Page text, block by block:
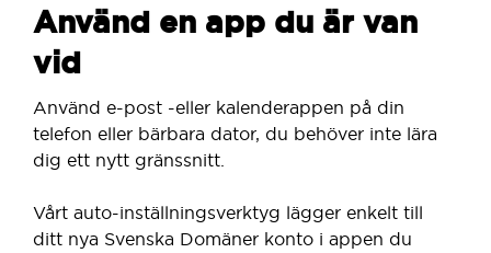
Använd en app du är van
vid
Använd e-post -eller kalenderappen på din
telefon eller bärbara dator, du behöver inte lära
dig ett nytt gränssnitt.
Vårt auto-inställningsverktyg lägger enkelt till
ditt nya Svenska Domäner konto i appen du